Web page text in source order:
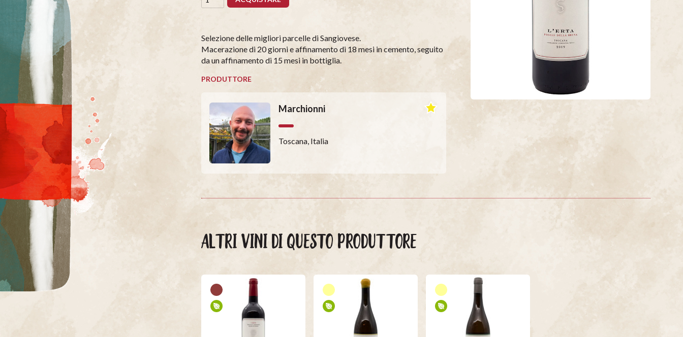
Selezione delle migliori parcelle di Sangiovese.
Macerazione di 20 giorni e affinamento di 18 mesi in cemento, seguito
da un affinamento di 15 mesi in bottiglia.
PRODUTTORE
Marchionni
Toscana, Italia
ALTRI VINI DI QUESTO PRODUTTORE